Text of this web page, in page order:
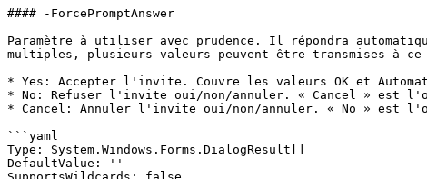
#### -ForcePromptAnswer
Paramètre à utiliser avec prudence. Il répondra
multiples, plusieurs valeurs peuvent être transmises à
* Yes: Accepter l'invite. Couvre les valeurs OK et
* No: Refuser l'invite oui/non/annuler. « Cancel » est
* Cancel: Annuler l'invite oui/non/annuler. « No » est
```yaml
Type: System.Windows.Forms.DialogResult[]
DefaultValue: ''